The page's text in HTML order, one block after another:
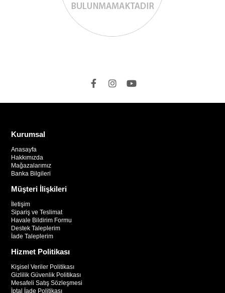
Kurumsal
Anasayfa
Hakkımızda
Mağazalarımız
Banka Bilgileri
Müşteri İlişkileri
İletişim
Sipariş ve Teslimat
Havale Bildirim Formu
Destek Taleplerim
İade Taleplerim
Hizmet Politikası
Kişisel Veriler Politikası
Gizlilik Güvenlik Politikası
Mesafeli Satış Sözleşmesi
İptal İade Politikası